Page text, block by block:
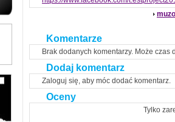
Komentarze
Brak dodanych komentarzy. Może czas
Dodaj komentarz
Zaloguj się, aby móc dodać komentarz.
Oceny
Tylko